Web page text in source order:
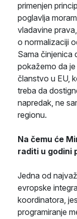
primenjen
poglavlja
vladavine
o normalizaciji
Sama činjenica
pokažemo da
članstvo u EU,
treba da
napredak, ne
regionu.
Na čemu će
raditi u godini
Jedna od
evropske
koordinatora,
programiranje